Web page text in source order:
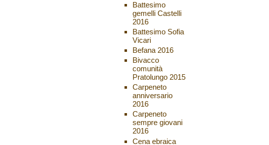
Battesimo
gemelli Castelli
2016
Battesimo Sofia
Vicari
Befana 2016
Bivacco
comunità
Pratolungo 2015
Carpeneto
anniversario
2016
Carpeneto
sempre giovani
2016
Cena ebraica